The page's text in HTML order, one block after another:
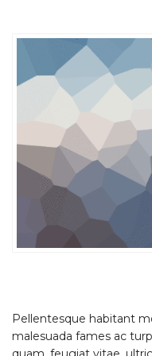
Pellentesque habitant
malesuada fames ac